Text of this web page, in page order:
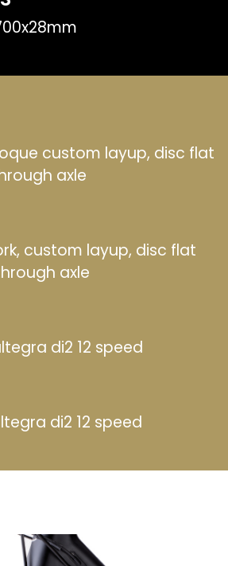
custom layup, disc flat
axle
custom layup, disc flat
axle
di2 12 speed
di2 12 speed